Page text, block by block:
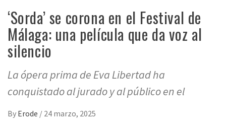
‘Sorda’ se corona en el Festival de
Málaga: una película que da voz al
silencio
La ópera prima de Eva Libertad ha
conquistado al jurado y al público en el
By Erode / 24 marzo, 2025